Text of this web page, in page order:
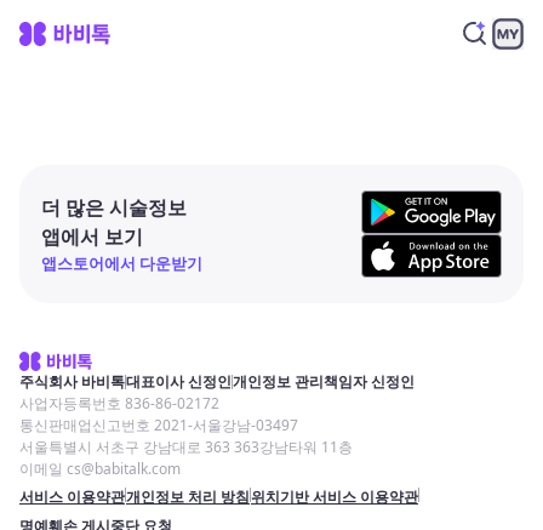
더 많은 시술정보
앱에서 보기
앱스토어에서 다운받기
주식회사 바비톡대표이사 신정인개인정보 관리책임자 신정인
사업자등록번호 836-86-02172
통신판매업신고번호 2021-서울강남-03497
서울특별시 서초구 강남대로 363 363강남타워 11층
이메일 cs@babitalk.com
서비스 이용약관개인정보 처리 방침위치기반 서비스 이용약관
명예훼손 게시중단 요청